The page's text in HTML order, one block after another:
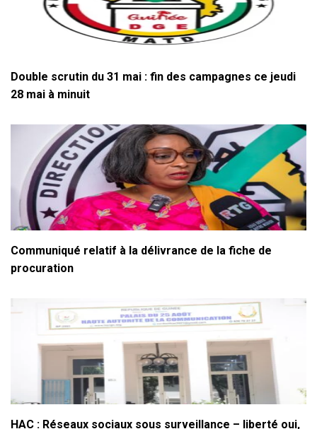
Double scrutin du 31 mai : fin des campagnes ce jeudi
28 mai à minuit
Communiqué relatif à la délivrance de la fiche de
procuration
HAC : Réseaux sociaux sous surveillance – liberté oui,